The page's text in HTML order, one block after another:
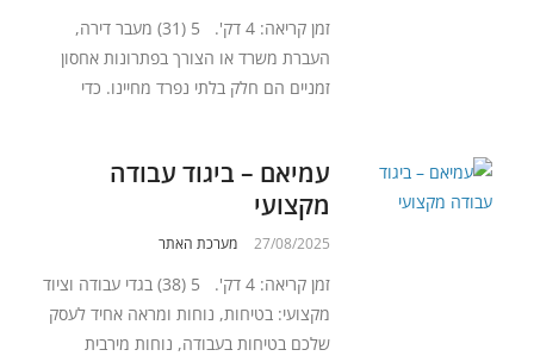
זמן קריאה: 4 דק'. 5 (31) מעבר דירה,
העברת משרד או הצורך בפתרונות אחסון
זמניים הם חלק בלתי נפרד מחיינו. כדי
עמיאם – ביגוד עבודה
מקצועי
27/08/2025 מערכת האתר
זמן קריאה: 4 דק'. 5 (38) בגדי עבודה וציוד
מקצועי: בטיחות, נוחות ומראה אחיד לעסק
שלכם בטיחות בעבודה, נוחות מירבית